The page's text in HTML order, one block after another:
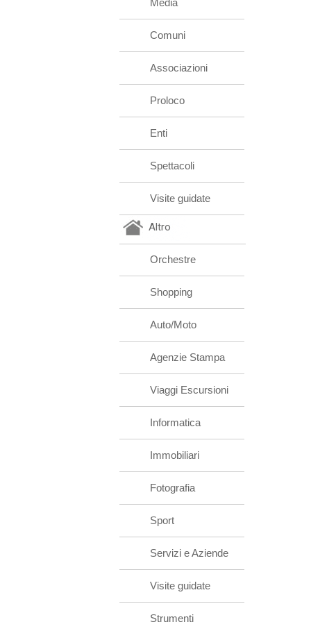
Media
Comuni
Associazioni
Proloco
Enti
Spettacoli
Visite guidate
Altro
Orchestre
Shopping
Auto/Moto
Agenzie Stampa
Viaggi Escursioni
Informatica
Immobiliari
Fotografia
Sport
Servizi e Aziende
Visite guidate
Strumenti